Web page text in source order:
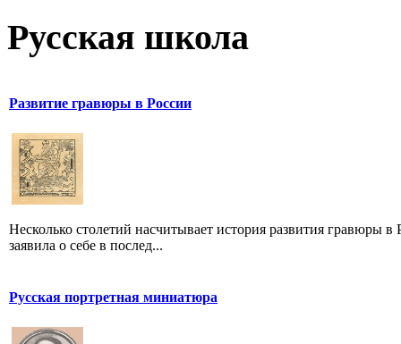
Русская школа
Развитие гравюры в России
Несколько столетий насчитывает история развития гравюры в
заявила о себе в послед...
Русская портретная миниатюра